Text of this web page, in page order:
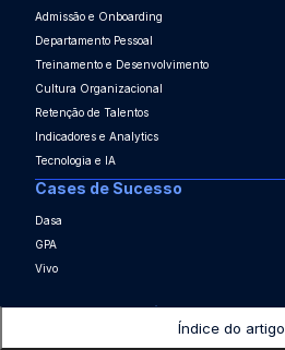
Índice do artigo
Admissão e Onboarding
Departamento Pessoal
Treinamento e Desenvolvimento
Cultura Organizacional
Retenção de Talentos
Indicadores e Analytics
Tecnologia e IA
Cases de Sucesso
Dasa
GPA
Vivo
Escolhas do Editor